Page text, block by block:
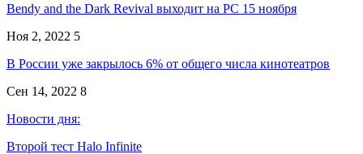
Bendy and the Dark Revival выходит на PC 15 ноября
Ноя 2, 2022 5
В России уже закрылось 6% от общего числа кинотеатров
Сен 14, 2022 8
Новости дня:
Второй тест Halo Infinite